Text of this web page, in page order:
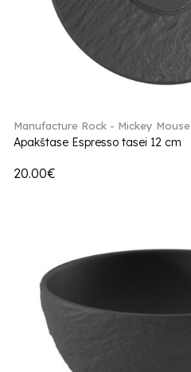
Manufacture Rock - Mickey Mouse
Apakštase Espresso tasei 12 cm
20.00€